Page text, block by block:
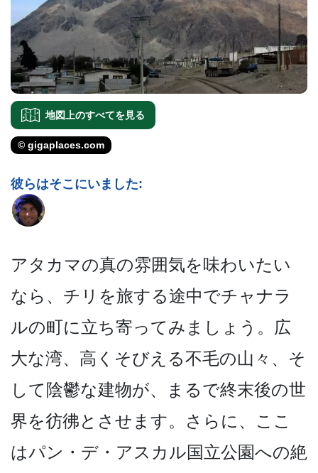
地図上のすべてを見る
© gigaplaces.com
彼らはそこにいました:
アタカマの真の雰囲気を味わ­いたい
なら、チリを旅する途中でチャナラ
ルの町に立­ち寄ってみましょう。広
大な湾、高くそびえる不毛の­山々、そ
して陰鬱な建物が、まるで終末後の世
界を彷­彿とさせます。さらに、ここ
はパン・デ・アスカル国­立公園への絶